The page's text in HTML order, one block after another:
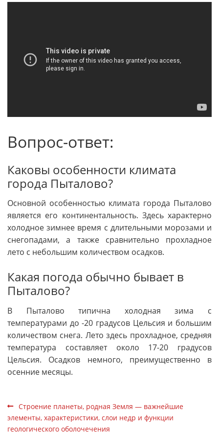
Вопрос-ответ:
Каковы особенности климата
города Пыталово?
Основной особенностью климата города Пыталово
является его континентальность. Здесь характерно
холодное зимнее время с длительными морозами и
снегопадами, а также сравнительно прохладное
лето с небольшим количеством осадков.
Какая погода обычно бывает в
Пыталово?
В Пыталово типична холодная зима с
температурами до -20 градусов Цельсия и большим
количеством снега. Лето здесь прохладное, средняя
температура составляет около 17-20 градусов
Цельсия. Осадков немного, преимущественно в
осенние месяцы.
Строение планеты, родная Земля — важнейшие
элементы, характеристики, слои недр и функции
геологического оболочечения